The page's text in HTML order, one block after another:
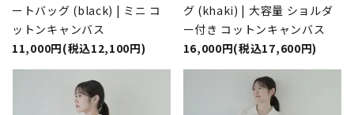
ートバッグ (black) | ミニ コ
ットンキャンバス
11,000円(税込12,100円)
グ (khaki) | 大容量 ショルダ
ー付き コットンキャンバス
16,000円(税込17,600円)